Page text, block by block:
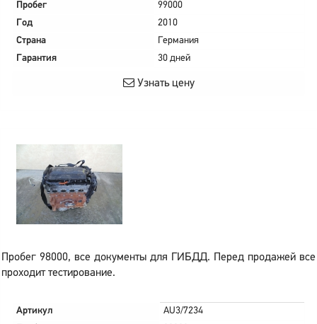
Пробег
99000
Год
2010
Страна
Германия
Гарантия
30 дней
Узнать цену
Пробег 98000, все документы для ГИБДД. Перед продажей все
проходит тестирование.
Артикул
AU3/7234